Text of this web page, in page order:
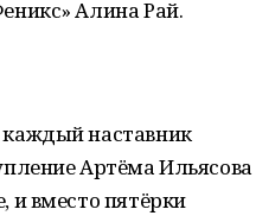
Алина Рай.
наставник
Артёма Ильясова
и вместо пятёрки